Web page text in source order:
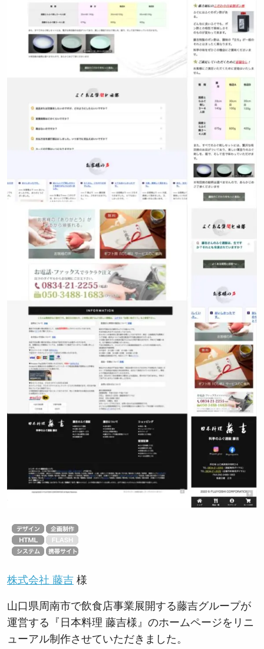
株式会社 藤吉 様
山口県周南市で飲食店事業展開する藤吉グループが
運営する『日本料理 藤吉様』のホームページをリニ
ューアル制作させていただきました。